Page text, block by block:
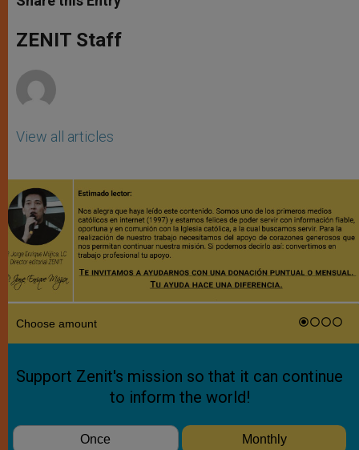
s
p
p
e
g
e
b
o
k
ZENIT Staff
View all articles